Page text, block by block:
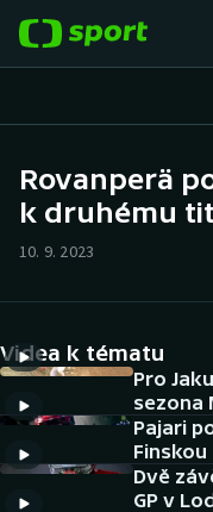
Hokej
Cyklistika
DALŠÍ SPORTY
Americký fotbal
NEPŘEHLÉDNĚTE
Rovanperä
k druhému
10. 9. 2023
Videa k tématu
Pro
sezona
Pajari
Dvě
GP v